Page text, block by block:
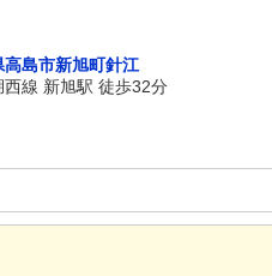
高島市新旭町針江
西線 新旭駅 徒歩32分